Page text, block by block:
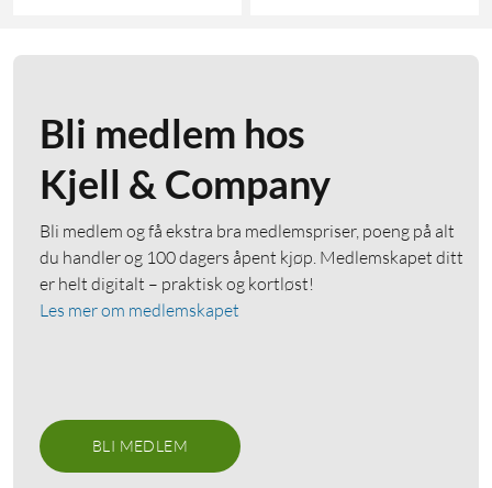
Bli medlem hos
Kjell & Company
Bli medlem og få ekstra bra medlemspriser, poeng på alt
du handler og 100 dagers åpent kjøp. Medlemskapet ditt
er helt digitalt – praktisk og kortløst!
Les mer om medlemskapet
BLI MEDLEM